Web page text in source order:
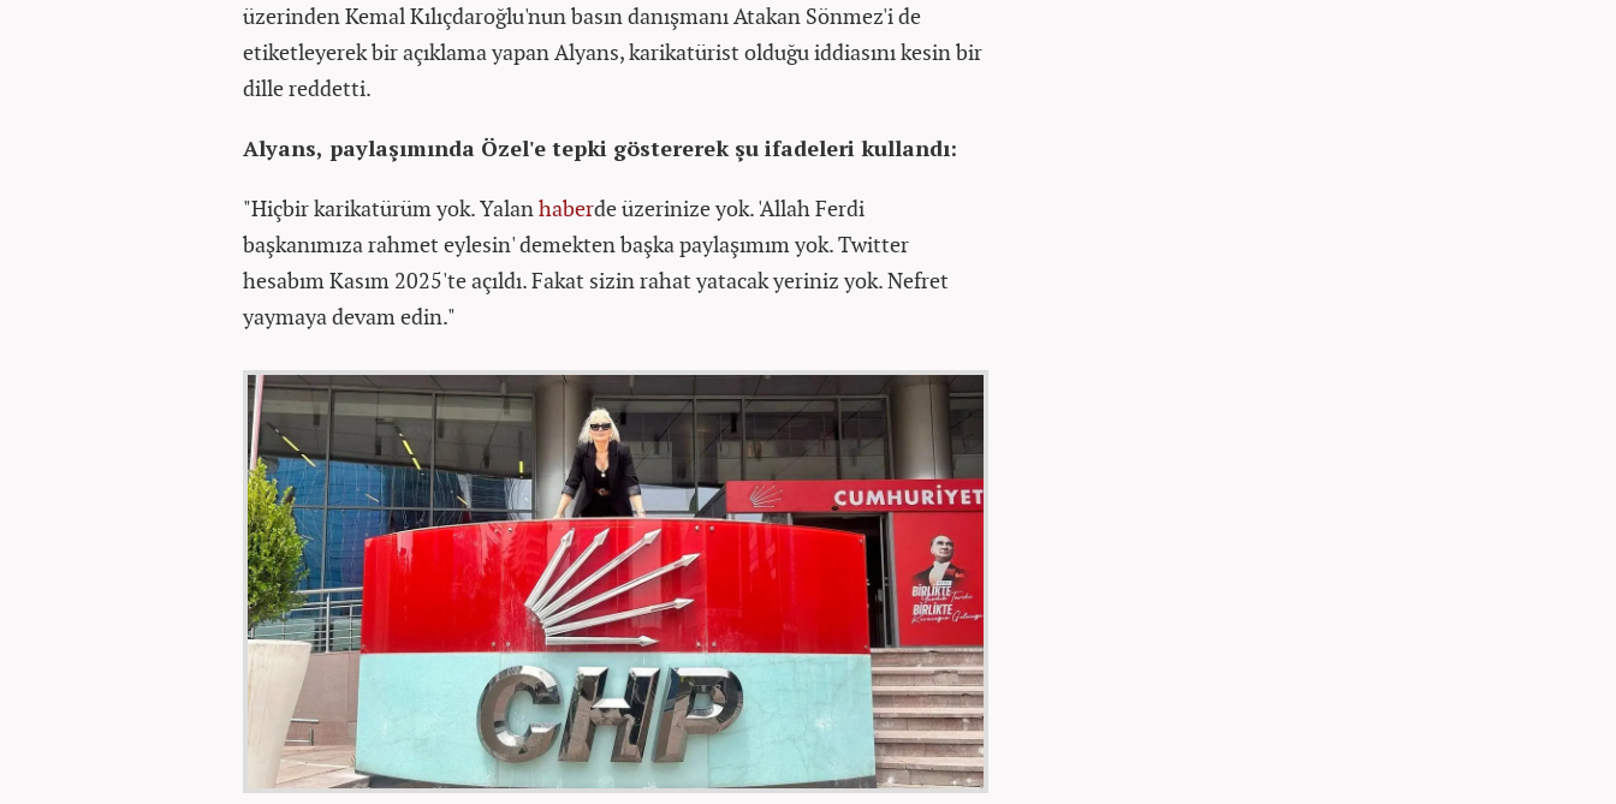
üzerinden Kemal Kılıçdaroğlu'nun basın danışmanı Atakan Sönmez'i de
etiketleyerek bir açıklama yapan Alyans, karikatürist olduğu iddiasını kesin bir
dille reddetti.
Alyans, paylaşımında Özel'e tepki göstererek şu ifadeleri kullandı:
"Hiçbir karikatürüm yok. Yalanhaberde üzerinize yok. 'Allah Ferdi
başkanımıza rahmet eylesin' demekten başka paylaşımım yok. Twitter
hesabım Kasım 2025'te açıldı. Fakat sizin rahat yatacak yeriniz yok. Nefret
yaymaya devam edin."